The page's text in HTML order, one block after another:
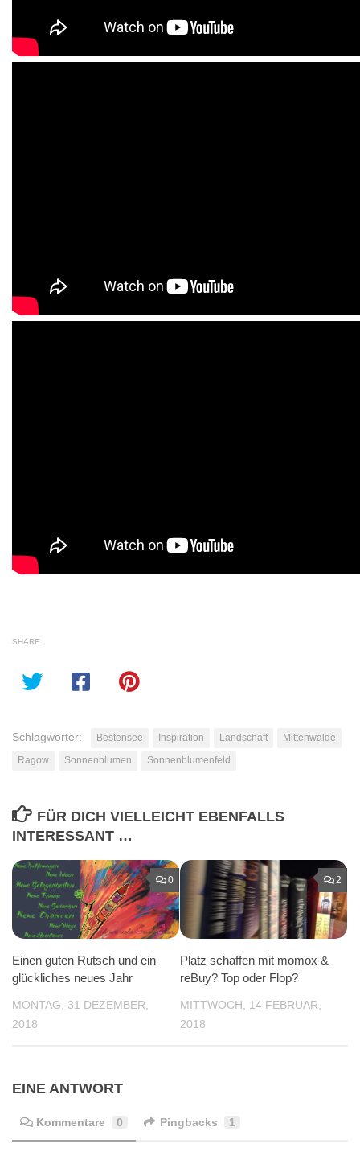
SHARE
Schlagwörter: Bestensee Inspiration Landschaft
Mittenwalde
Ragow
Sonnenblumen Sonnenblumenfeld
FÜR DICH VIELLEICHT EBENFALLS
INTERESSANT …
0
Einen guten Rutsch und ein
glückliches neues Jahr
MONTAG, 31 DEZEMBER,
2018
2
Platz schaffen mit momox &
reBuy? Top oder Flop?
MITTWOCH, 14 FEBRUAR,
2018
EINE ANTWORT
Kommentare 0 Pingbacks 1